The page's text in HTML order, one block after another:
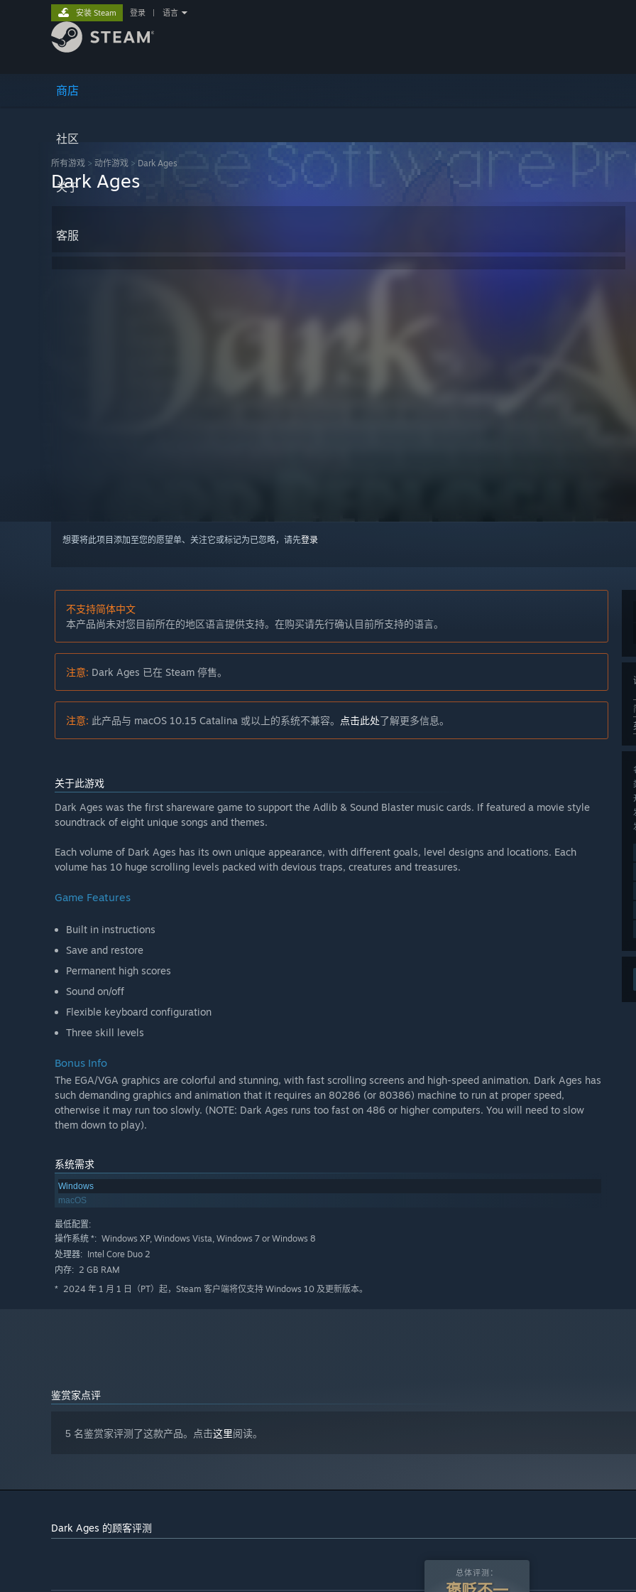
商店
社区
关于
客服
安装 Steam 登录 语言
所有游戏 > 动作‎游戏 > Dark Ages
Dark Ages
想要将此项目添加至您的愿望单、关注它或标记为已忽略，请先登录
不支持简体中文
本产品尚未对您目前所在的地区语言提供支持。在购买请先行确认目前所支持的语言。
注意: Dark Ages 已在 Steam 停售。
注意: 此产品与 macOS 10.15 Catalina 或以上的系统不兼容。 点击此处了解更多信息。
关于此游戏
Dark Ages was the first shareware game to support the Adlib & Sound Blaster music cards. If featured a movie style
soundtrack of eight unique songs and themes.
Each volume of Dark Ages has its own unique appearance, with different goals, level designs and locations. Each
volume has 10 huge scrolling levels packed with devious traps, creatures and treasures.
Game Features
Built in instructions
Save and restore
Permanent high scores
Sound on/off
Flexible keyboard configuration
Three skill levels
Bonus Info
The EGA/VGA graphics are colorful and stunning, with fast scrolling screens and high-speed animation. Dark Ages has
such demanding graphics and animation that it requires an 80286 (or 80386) machine to run at proper speed,
otherwise it may run too slowly. (NOTE: Dark Ages runs too fast on 486 or higher computers. You will need to slow
them down to play).
系统需求
Windows
macOS
最低配置:
操作系统 *: Windows XP, Windows Vista, Windows 7 or Windows 8
处理器: Intel Core Duo 2
内存: 2 GB RAM
* 2024 年 1 月 1 日（PT）起，Steam 客户端将仅支持 Windows 10 及更新版本。
鉴赏家点评
5 名鉴赏家评测了这款产品。点击这里阅读。
Dark Ages 的顾客评测
总体评测：